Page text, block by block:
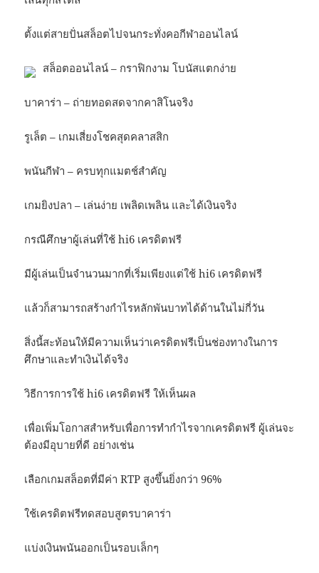
ตั้งแต่สายปั่นสล็อตไปจนกระทั่งคอกีฬาออนไลน์
สล็อตออนไลน์ – กราฟิกงาม โบนัสแตกง่าย
บาคาร่า – ถ่ายทอดสดจากคาสิโนจริง
รูเล็ต – เกมเสี่ยงโชคสุดคลาสสิก
พนันกีฬา – ครบทุกแมตช์สำคัญ
เกมยิงปลา – เล่นง่าย เพลิดเพลิน และได้เงินจริง
กรณีศึกษาผู้เล่นที่ใช้ hi6 เครดิตฟรี
มีผู้เล่นเป็นจำนวนมากที่เริ่มเพียงแต่ใช้ hi6 เครดิตฟรี
แล้วก็สามารถสร้างกำไรหลักพันบาทได้ด้านในไม่กี่วัน
สิ่งนี้สะท้อนให้มีความเห็นว่าเครดิตฟรีเป็นช่องทางในการ
ศึกษาและทำเงินได้จริง
วิธีการการใช้ hi6 เครดิตฟรี ให้เห็นผล
เพื่อเพิ่มโอกาสสำหรับเพื่อการทำกำไรจากเครดิตฟรี ผู้เล่นจะ
ต้องมีอุบายที่ดี อย่างเช่น
เลือกเกมสล็อตที่มีค่า RTP สูงขึ้นยิ่งกว่า 96%
ใช้เครดิตฟรีทดสอบสูตรบาคาร่า
แบ่งเงินพนันออกเป็นรอบเล็กๆ